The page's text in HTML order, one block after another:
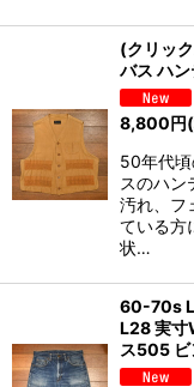
(クリッ
バス ハ
8,800円
50年代
スのハン
汚れ、フ
ている方
状…
60-70s
L28 実寸
ス505 ビ